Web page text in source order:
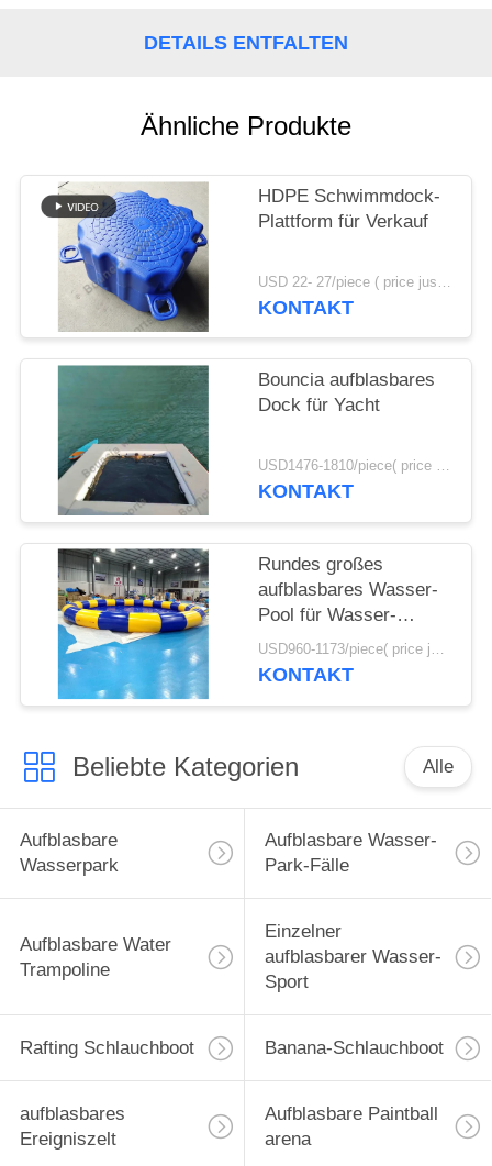
FORDERN
SITEMAP
PRIVACY
POLICY
DETAILS ENTFALTEN
Ähnliche Produkte
HDPE Schwimmdock-
Plattform für Verkauf
USD 22- 27/piece ( price just for reference, detailed prices need to be confirmed) MOQ:100pcs
KONTAKT
Bouncia aufblasbares
Dock für Yacht
USD1476-1810/piece( price just for reference, detailed prices need to be confirmed) MOQ:1pc
KONTAKT
Rundes großes
aufblasbares Wasser-
Pool für Wasser-
gehenden Ball
USD960-1173/piece( price just for reference, detailed prices need to be confirmed) MOQ:1PC
KONTAKT
Beliebte Kategorien Alle
Aufblasbare
Wasserpark
Aufblasbare Wasser-
Park-Fälle
Aufblasbare Water
Trampoline
Einzelner
aufblasbarer Wasser-
Sport
Rafting Schlauchboot Banana-Schlauchboot
aufblasbares
Ereigniszelt
Aufblasbare Paintball
arena